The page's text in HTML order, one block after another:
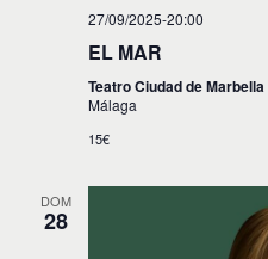
27/09/2025-20:00
EL MAR
Teatro Ciudad de Marbella
Málaga
15€
DOM
28